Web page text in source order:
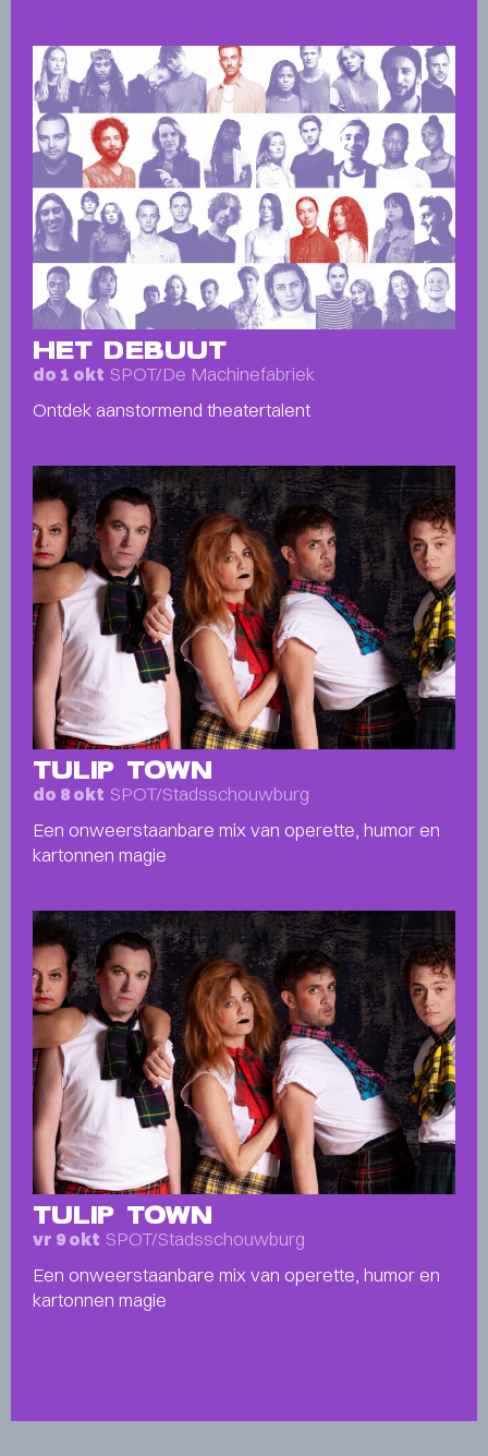
HET DEBUUT
do 1 okt SPOT/De Machinefabriek
Ontdek aanstormend theatertalent
TULIP TOWN
do 8 okt SPOT/Stadsschouwburg
Een onweerstaanbare mix van operette, humor en
kartonnen magie
TULIP TOWN
vr 9 okt SPOT/Stadsschouwburg
Een onweerstaanbare mix van operette, humor en
kartonnen magie